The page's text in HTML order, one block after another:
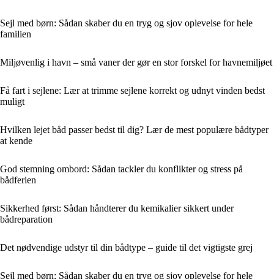
Sejl med børn: Sådan skaber du en tryg og sjov oplevelse for hele
familien
Miljøvenlig i havn – små vaner der gør en stor forskel for havnemiljøet
Få fart i sejlene: Lær at trimme sejlene korrekt og udnyt vinden bedst
muligt
Hvilken lejet båd passer bedst til dig? Lær de mest populære bådtyper
at kende
God stemning ombord: Sådan tackler du konflikter og stress på
bådferien
Sikkerhed først: Sådan håndterer du kemikalier sikkert under
bådreparation
Det nødvendige udstyr til din bådtype – guide til det vigtigste grej
Sejl med børn: Sådan skaber du en tryg og sjov oplevelse for hele